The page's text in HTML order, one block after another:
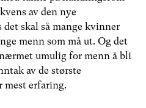
av den nye
skal så mange kvinner
menn som må ut. Og det
umulig for menn å bli
av de største
mest erfaring.